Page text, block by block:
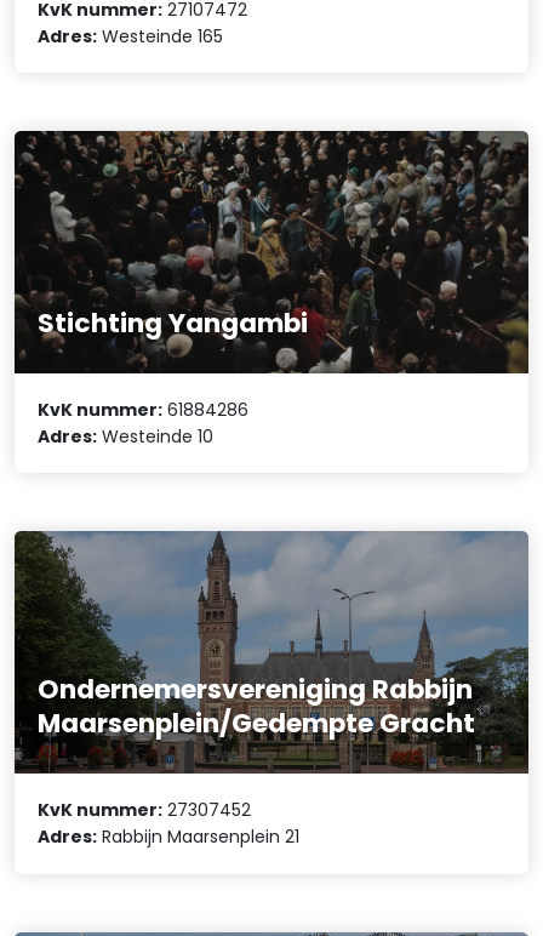
KvK nummer: 27107472
Adres: Westeinde 165
Stichting Yangambi
KvK nummer: 61884286
Adres: Westeinde 10
Ondernemersvereniging Rabbijn
Maarsenplein/Gedempte Gracht
KvK nummer: 27307452
Adres: Rabbijn Maarsenplein 21